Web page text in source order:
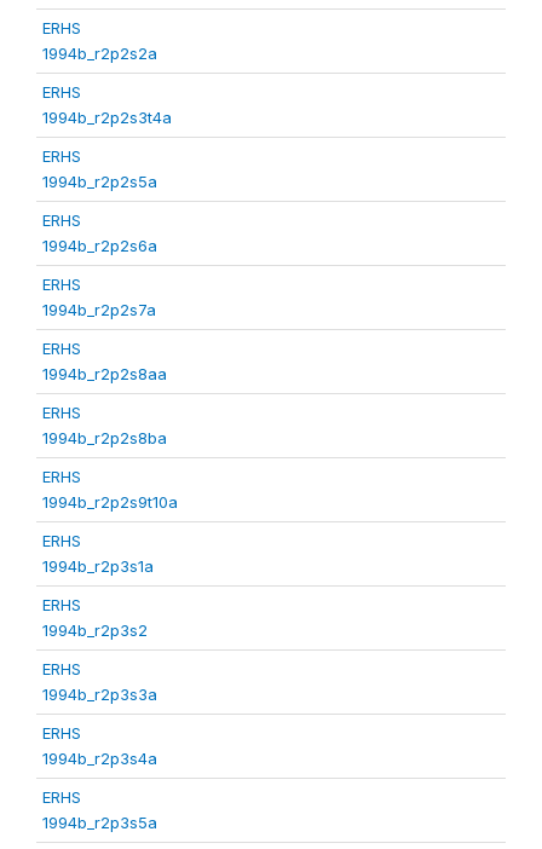
ERHS
1994b_r2p2s2a
ERHS
1994b_r2p2s3t4a
ERHS
1994b_r2p2s5a
ERHS
1994b_r2p2s6a
ERHS
1994b_r2p2s7a
ERHS
1994b_r2p2s8aa
ERHS
1994b_r2p2s8ba
ERHS
1994b_r2p2s9t10a
ERHS
1994b_r2p3s1a
ERHS
1994b_r2p3s2
ERHS
1994b_r2p3s3a
ERHS
1994b_r2p3s4a
ERHS
1994b_r2p3s5a